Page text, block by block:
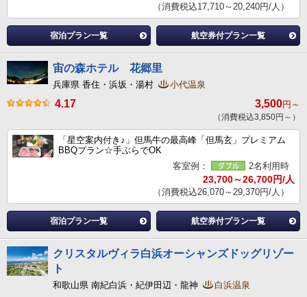
（消費税込17,710～20,240円/人）
宿泊プラン一覧 航空券付プラン一覧
宙の森ホテル 花郷里
兵庫県 香住・浜坂・湯村 小代温泉
4.17 3,500円～
（消費税込3,850円～）
「星空案内付き♪」但馬牛の最高峰「但馬玄」プレミアム
BBQプラン☆手ぶらでOK
客室例：
2名利用時
23,700～26,700円/人
（消費税込26,070～29,370円/人）
宿泊プラン一覧 航空券付プラン一覧
クリスタルヴィラ白浜オーシャンズドッグリゾー
ト
和歌山県 南紀白浜・紀伊田辺・龍神 白浜温泉